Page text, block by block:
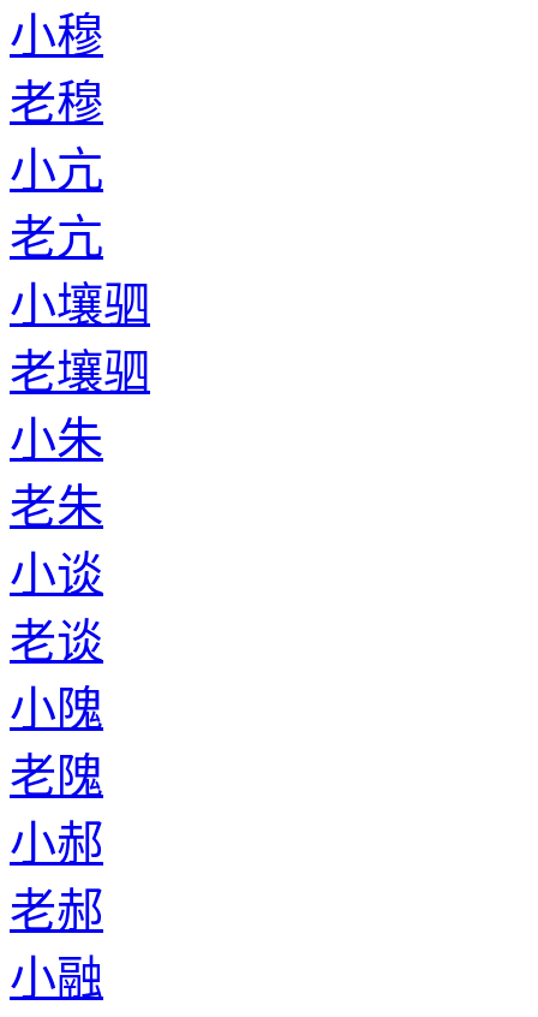
小穆
老穆
小亢
老亢
小壤驷
老壤驷
小朱
老朱
小谈
老谈
小隗
老隗
小郝
老郝
小融